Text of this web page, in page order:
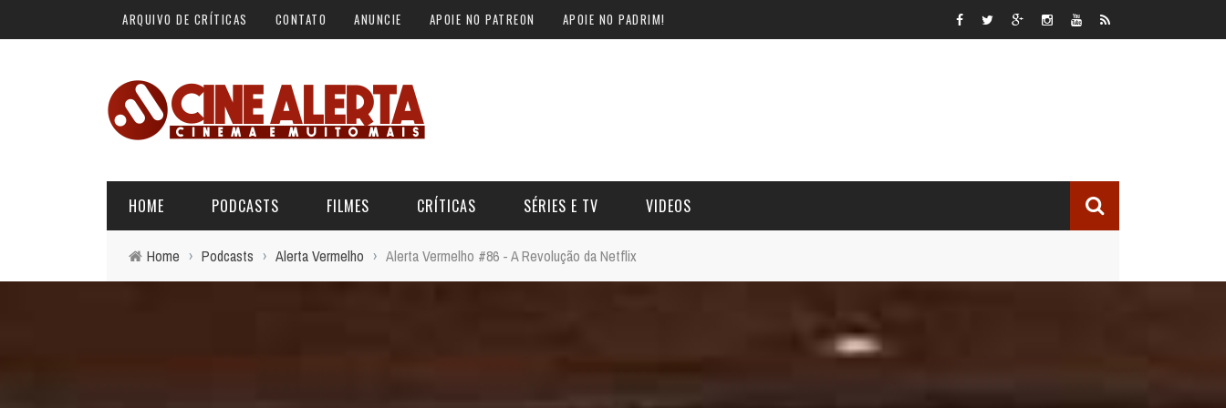
ARQUIVO DE CRÍTICAS CONTATO ANUNCIE APOIE NO PATREON APOIE NO PADRIM!
HOME PODCASTS FILMES CRÍTICAS SÉRIES E TV VIDEOS
Home › Podcasts › Alerta Vermelho › Alerta Vermelho #86 - A Revolução da Netflix